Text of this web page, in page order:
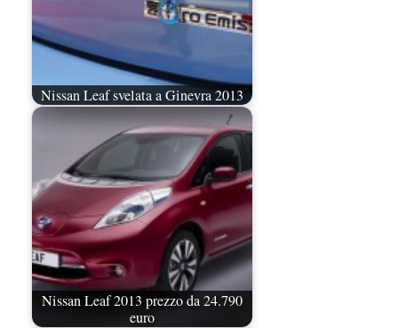
Nissan Leaf svelata a Ginevra 2013
Nissan Leaf 2013 prezzo da 24.790
euro